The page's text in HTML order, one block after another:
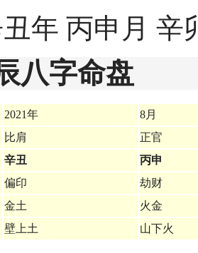
年 丙申月 辛
八字命盘
2021年
8月
比肩
正官
辛丑
丙申
偏印
劫财
金土
火金
壁上土 山下火